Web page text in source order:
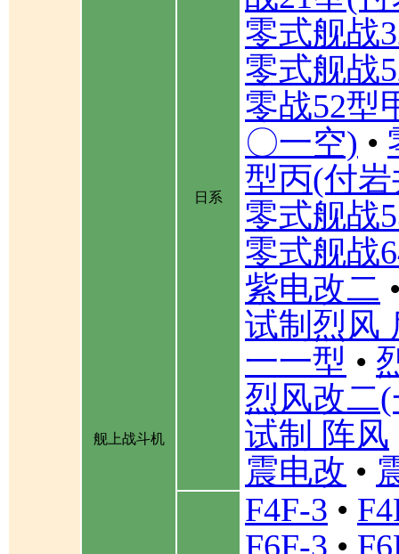
舰上战斗机
日系
零式舰战
零式舰战
零战52型
〇一空) •
型丙(付
零式舰战
零式舰战
紫电改二
试制烈风
一一型 •
烈风改二
试制 阵风
震电改 •
F4F-3 •
F6F-3 •